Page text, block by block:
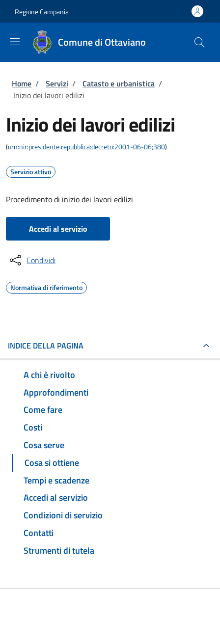
Regione Campania
Comune di Ottaviano
Briciole di pane
Home / Servizi / Catasto e urbanistica /
Inizio dei lavori edilizi
Inizio dei lavori edilizi
(urn:nir:presidente.repubblica:decreto:2001-06-06;380)
Servizio attivo
Procedimento di inizio dei lavori edilizi
Accedi al servizio
Condividi
Normativa di riferimento
INDICE DELLA PAGINA
A chi è rivolto
Approfondimenti
Come fare
Costi
Cosa serve
Cosa si ottiene
Tempi e scadenze
Accedi al servizio
Condizioni di servizio
Contatti
Strumenti di tutela